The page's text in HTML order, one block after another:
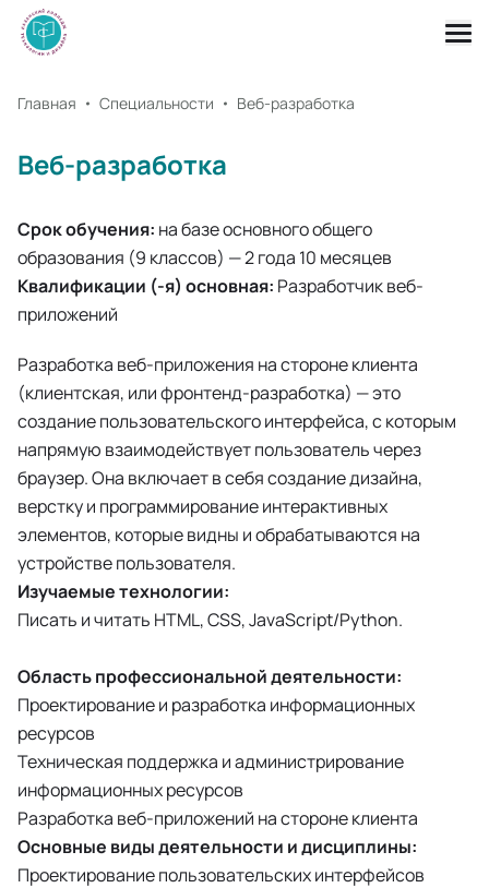
Главная Специальности Веб-разработка
Веб-разработка
Срок обучения: на базе основного общего
образования (9 классов) — 2 года 10 месяцев
Квалификации (-я) основная: Разработчик веб-
приложений
Разработка веб-приложения на стороне клиента
(клиентская, или фронтенд-разработка) — это
создание пользовательского интерфейса, с которым
напрямую взаимодействует пользователь через
браузер. Она включает в себя создание дизайна,
верстку и программирование интерактивных
элементов, которые видны и обрабатываются на
устройстве пользователя.
Изучаемые технологии:
Писать и читать HTML, CSS, JavaScript/Python.
Область профессиональной деятельности:
Проектирование и разработка информационных
ресурсов
Техническая поддержка и администрирование
информационных ресурсов
Разработка веб-приложений на стороне клиента
Основные виды деятельности и дисциплины:
Проектирование пользовательских интерфейсов